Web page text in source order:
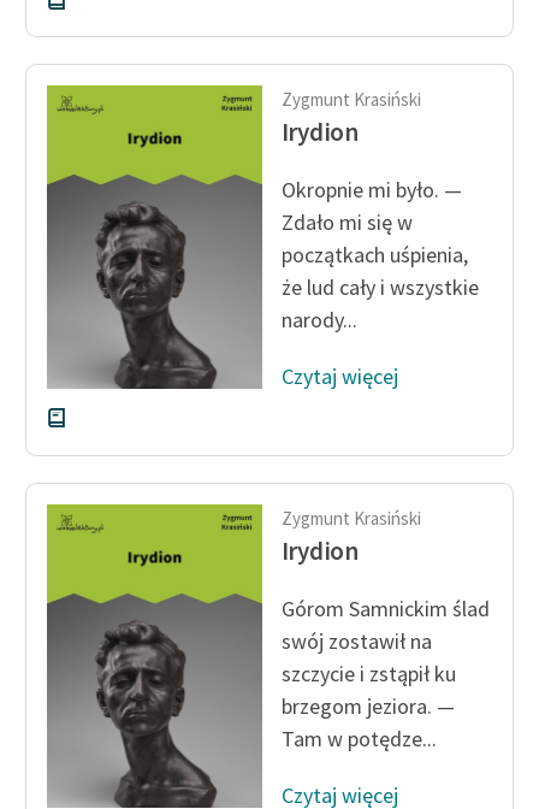
Odkurzamy bohaterów
Szkoła Poezji Wolnych
Lektur
Kontakt
O projekcie
Zasady wykorzystania
Wolnych Lektur
Logotypy
Materiały promocyjne
Polityka prywatności
Regulamin biblioteki
Dane fundacji i
sprawozdania finansowe
Regulamin darowizn
Informacja o treściach
wrażliwych
Zygmunt Krasiński
Irydion
Okropnie mi było. —
Zdało mi się w
początkach uśpienia,
że lud cały i wszystkie
narody...
Czytaj więcej
Zygmunt Krasiński
Irydion
Górom Samnickim ślad
swój zostawił na
szczycie i zstąpił ku
brzegom jeziora. —
Tam w potędze...
Czytaj więcej